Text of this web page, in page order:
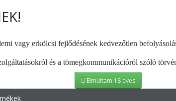
vagy erkölcsi fejlődésének kedvezőtlen
és a tömegkommunikációról szóló
Elmúltam 18 éves